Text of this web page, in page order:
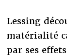
Lessing
matérialité
par ses